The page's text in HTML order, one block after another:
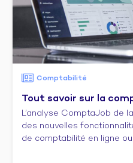
Comptabilité
Tout savoir sur la
L’analyse ComptaJob de
des nouvelles
de comptabilité en ligne ou